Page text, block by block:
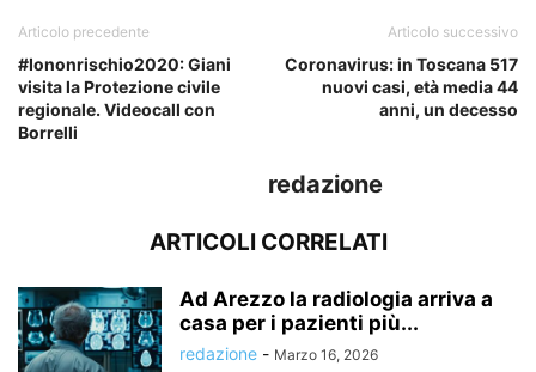
Articolo precedente
#Iononrischio2020: Giani
visita la Protezione civile
regionale. Videocall con
Borrelli
Articolo successivo
Coronavirus: in Toscana 517
nuovi casi, età media 44
anni, un decesso
redazione
ARTICOLI CORRELATI
Ad Arezzo la radiologia arriva a
casa per i pazienti più...
redazione - Marzo 16, 2026